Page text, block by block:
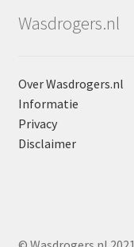
Wasdrogers.nl
Over Wasdrogers.nl
Informatie
Privacy
Disclaimer